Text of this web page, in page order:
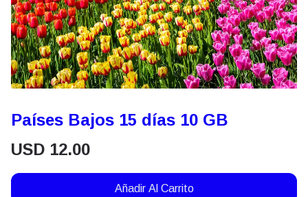
Países Bajos 15 días 10 GB
USD 12.00
Añadir Al Carrito